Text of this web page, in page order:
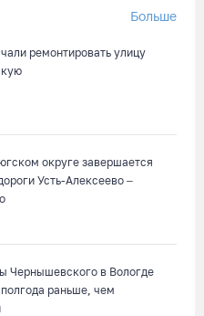
Больше
ремонтировать улицу
округе завершается
Усть-Алексеево –
Чернышевского в Вологде
раньше, чем